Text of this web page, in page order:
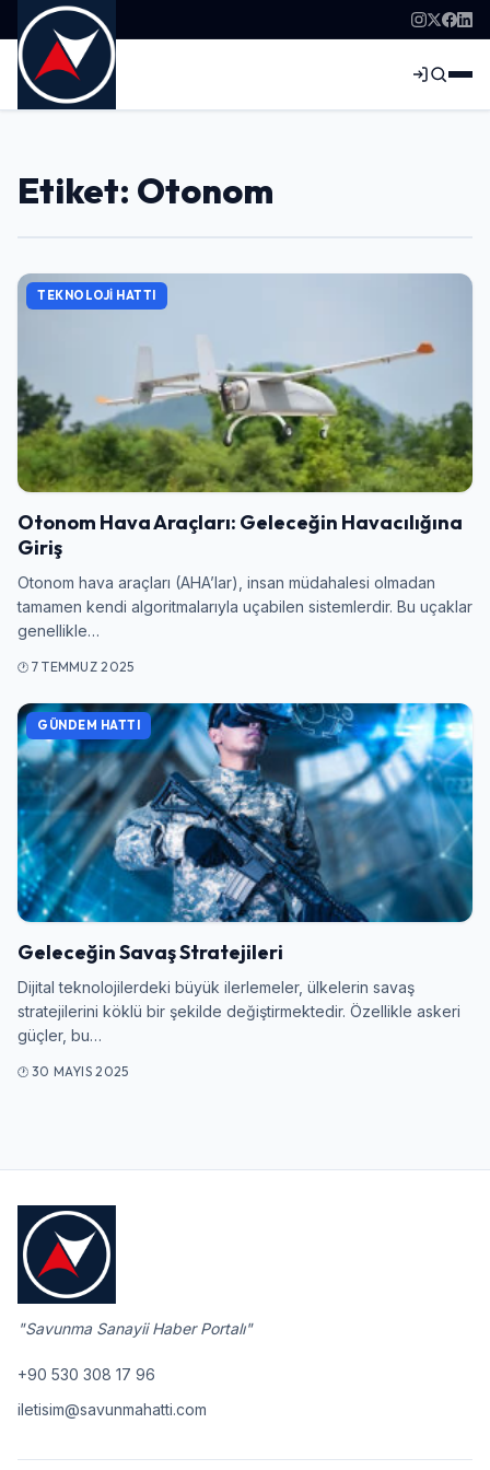
Etiket: Otonom
TEKNOLOJI HATTI
Otonom Hava Araçları: Geleceğin Havacılığına
Giriş
Otonom hava araçları (AHA’lar), insan müdahalesi olmadan
tamamen kendi algoritmalarıyla uçabilen sistemlerdir. Bu uçaklar
genellikle…
7 TEMMUZ 2025
GÜNDEM HATTI
Geleceğin Savaş Stratejileri
Dijital teknolojilerdeki büyük ilerlemeler, ülkelerin savaş
stratejilerini köklü bir şekilde değiştirmektedir. Özellikle askeri
güçler, bu…
30 MAYIS 2025
"Savunma Sanayii Haber Portalı"
+90 530 308 17 96
iletisim@savunmahatti.com
Kullanıcı Adı veya E-posta
Şifre
Beni Hatırla
Giriş Yap